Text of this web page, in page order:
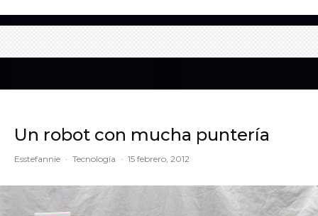
Un robot con mucha puntería
Esstefannie · Tecnología · 15 febrero, 2012